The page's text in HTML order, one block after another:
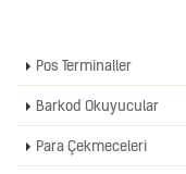
Pos Terminaller
Barkod Okuyucular
Para Çekmeceleri